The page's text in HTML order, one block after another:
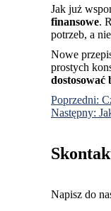
Jak już
finansowe.
potrzeb, a
Nowe
prostych
dostosować
Poprzedni:
Następny:
Napisz do